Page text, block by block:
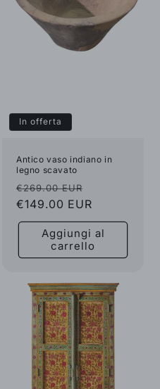
In offerta
Antico vaso indiano in
legno scavato
Prezzo
di
listino
€269.00 EUR
scontato
€149.00 EUR
Aggiungi al
carrello